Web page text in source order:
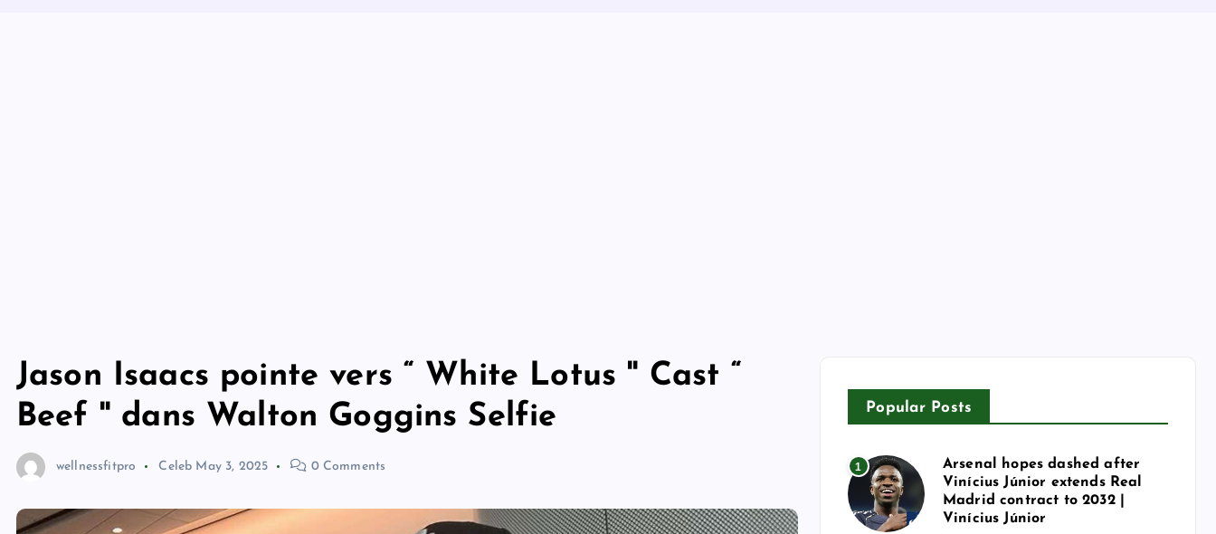
Jason Isaacs pointe vers “ White Lotus '' Cast “
Beef '' dans Walton Goggins Selfie
wellnessfitpro Celeb May 3, 2025 0 Comments
Popular Posts
1
Arsenal hopes dashed after
Vinícius Júnior extends Real
Madrid contract to 2032 |
Vinícius Júnior